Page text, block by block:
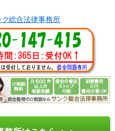
総合法律事務所